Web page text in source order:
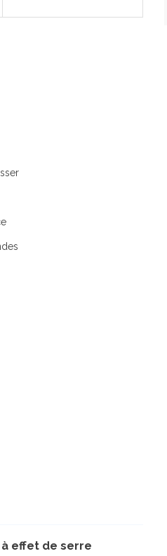
à effet de serre